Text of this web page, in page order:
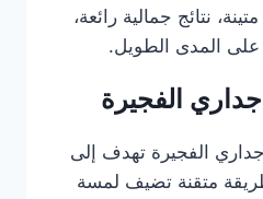
نتائج جمالية رائعة،
على المدى الطويل.
الفجيرة
الفجيرة تهدف إلى
متقنة تضيف لمسة